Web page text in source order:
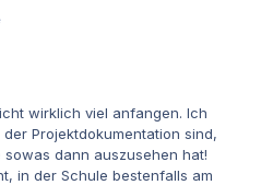
wirklich viel anfangen. Ich
Projektdokumentation sind,
dann auszusehen hat!
in der Schule bestenfalls am